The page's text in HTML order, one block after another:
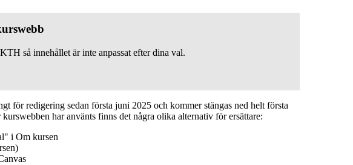
så innehållet är inte anpassat efter dina val.
för redigering sedan första juni 2025 och kommer stängas ned helt första
har använts finns det några olika alternativ för ersättare:
i Om kursen